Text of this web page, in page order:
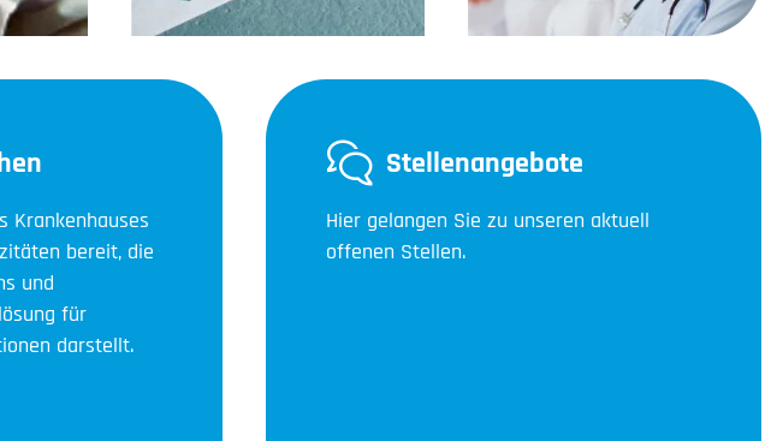
Krankenhauses
bereit, die
und
für
darstellt.
Stellenangebote
Hier gelangen Sie zu unseren aktuell
offenen Stellen.